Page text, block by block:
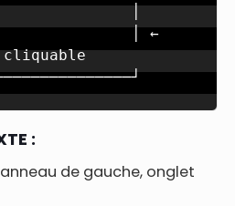
│
│ ←
:
de gauche, onglet